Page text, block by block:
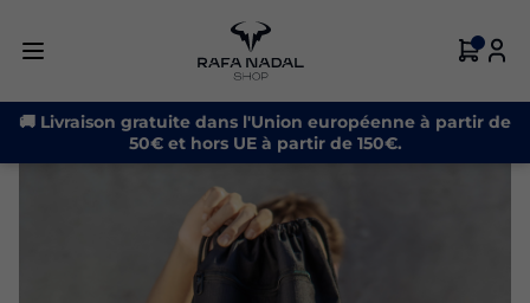
🚚 Livraison gratuite dans l'Union européenne à partir de
50€ et hors UE à partir de 150€.